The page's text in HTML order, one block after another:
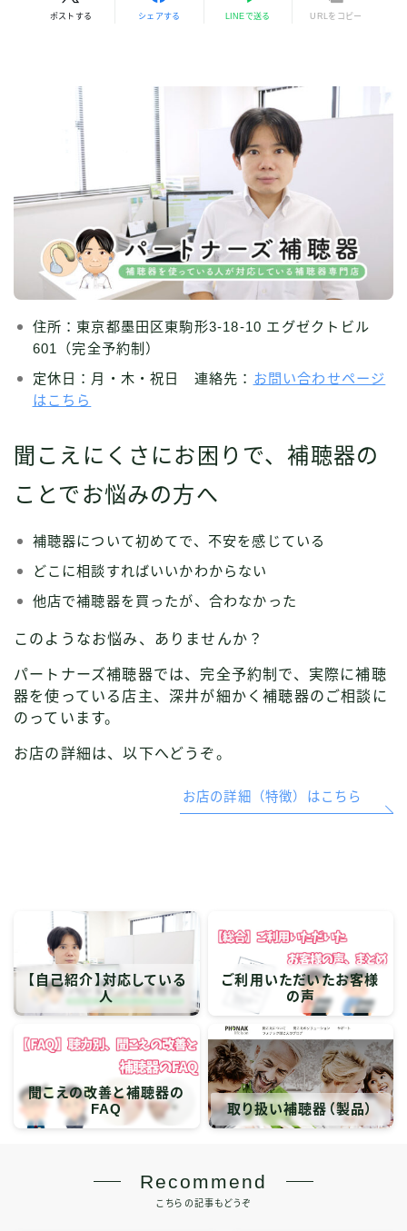
ポストする シェアする LINEで送る URLをコピー
住所：東京都墨田区東駒形3-18-10 エグゼクトビル
601（完全予約制）
定休日：月・木・祝日 連絡先： お問い合わせページ
はこちら
聞こえにくさにお困りで、補聴器の
ことでお悩みの方へ
補聴器について初めてで、不安を感じている
どこに相談すればいいかわからない
他店で補聴器を買ったが、合わなかった
このようなお悩み、ありませんか？
パートナーズ補聴器では、完全予約制で、実際に補聴
器を使っている店主、深井が細かく補聴器のご相談に
のっています。
お店の詳細は、以下へどうぞ。
お店の詳細（特徴）はこちら
【自己紹介】対応している
人
ご利用いただいたお客様
の声
聞こえの改善と補聴器の
FAQ
取り扱い補聴器（製品）
Recommend
こちらの記事もどうぞ